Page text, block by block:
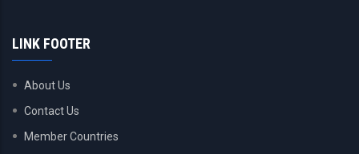
LINK FOOTER
About Us
Contact Us
Member Countries